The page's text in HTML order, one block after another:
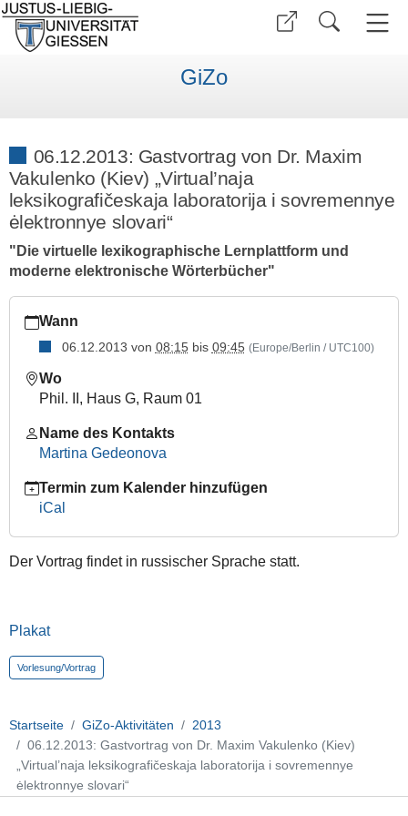
GiZo
06.12.2013: Gastvortrag von Dr. Maxim
Vakulenko (Kiev) „Virtual’naja
leksikografičeskaja laboratorija i sovremennye
ėlektronnye slovari“
"Die virtuelle lexikographische Lernplattform und
moderne elektronische Wörterbücher"
giessen.de/de/fbz/zentren/gizo/aktiv/2013/Vakulenko
06.12.2013:
Gastvortrag
von
Maxim
Vakulenko
„Virtual’naja
leksikografičeskaja
laboratorija
sovremennye
2013-
12-
06T08:15:00+01:00
12-
06T09:45:00+01:00
"Die
virtuelle
Wann
06.12.2013 von 08:15bis 09:45 (Europe/Berlin / UTC100)
Wo
Phil. II, Haus G, Raum 01
Name des Kontakts
Martina Gedeonova
Termin zum Kalender hinzufügen
iCal
Der Vortrag findet in russischer Sprache statt.
Plakat
Vorlesung/Vortrag
Startseite GiZo-Aktivitäten
2013
06.12.2013: Gastvortrag von Dr. Maxim Vakulenko (Kiev)
„Virtual’naja leksikografičeskaja laboratorija i sovremennye
ėlektronnye slovari“